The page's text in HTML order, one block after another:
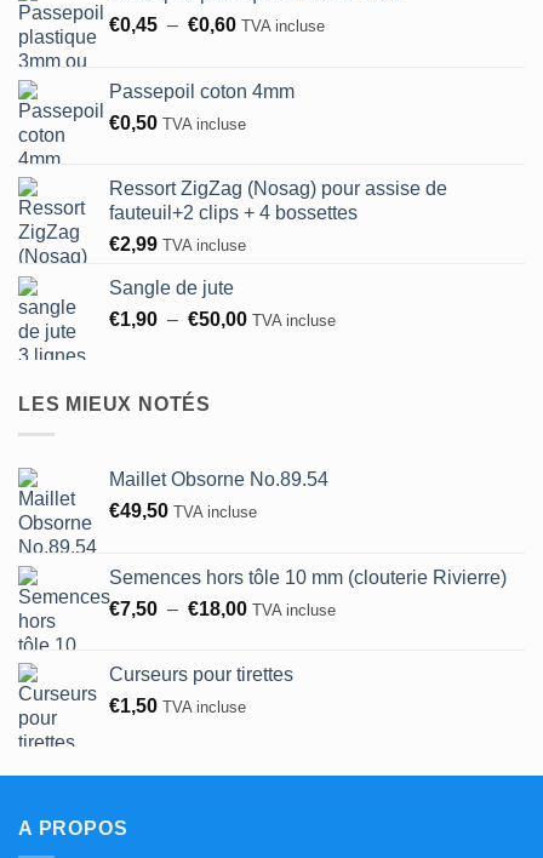
€0,45 – €0,60Plage
€0,45
à
TVA incluse
Passepoil coton 4mm
€0,50 TVA incluse
Ressort ZigZag (Nosag) pour assise de
fauteuil+2 clips + 4 bossettes
€2,99 TVA incluse
Sangle de jute
€1,90 – €50,00Plage
TVA incluse
LES MIEUX NOTÉS
Maillet Obsorne No.89.54
€49,50 TVA incluse
Semences hors tôle 10 mm (clouterie Rivierre)
€7,50 – €18,00Plage
€7,50
TVA incluse
Curseurs pour tirettes
€1,50 TVA incluse
A PROPOS